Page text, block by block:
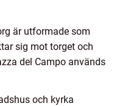
är utformade som
sig mot torget och
del Campo används
och kyrka